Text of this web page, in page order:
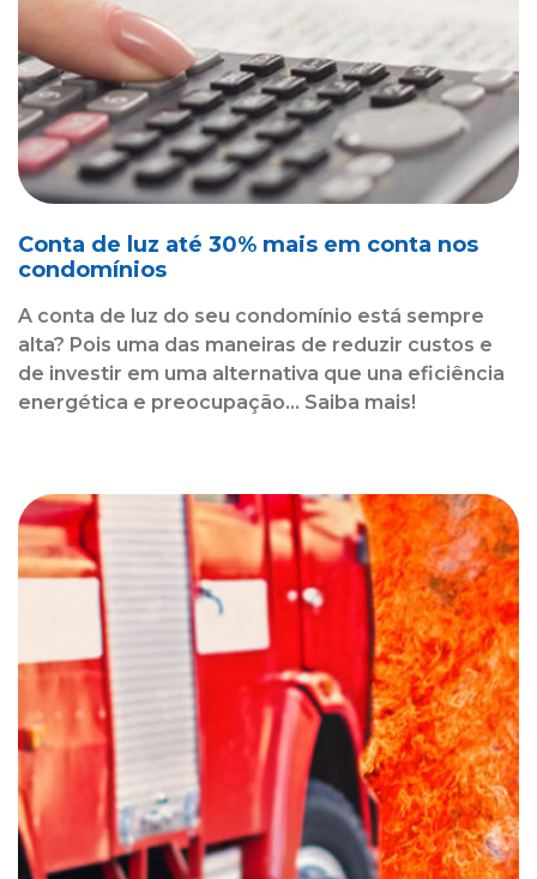
Conta de luz até 30% mais em conta nos
condomínios
A conta de luz do seu condomínio está sempre
alta? Pois uma das maneiras de reduzir custos e
de investir em uma alternativa que una eficiência
energética e preocupação... Saiba mais!